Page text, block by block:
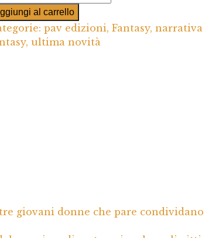
al carrello
pav edizioni, Fantasy, narrativa
, ultima novità
giovani donne che pare condividano